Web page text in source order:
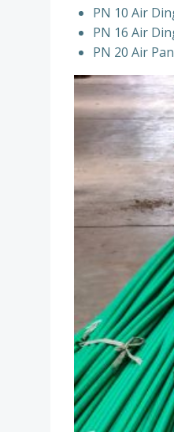
PN 10 Air
PN 16 Air
PN 20 Air